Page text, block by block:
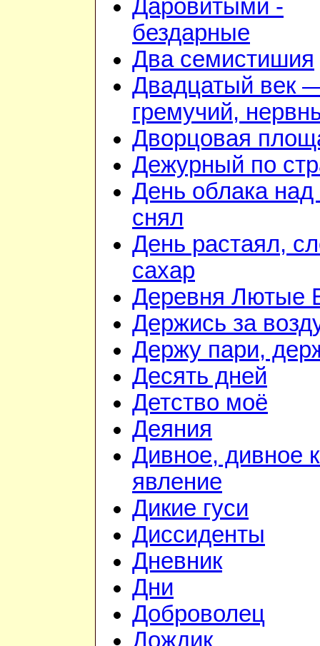
Даровитыми -
бездарные
Два семистишия
Двадцатый век
гремучий,
Дворцовая
Дежурный по
День облака
снял
День растаял,
сахар
Деревня Лютые
Держись за
Держу пари,
Десять дней
Детство моё
Деяния
Дивное, дивное
явление
Дикие гуси
Диссиденты
Дневник
Дни
Доброволец
Дождик